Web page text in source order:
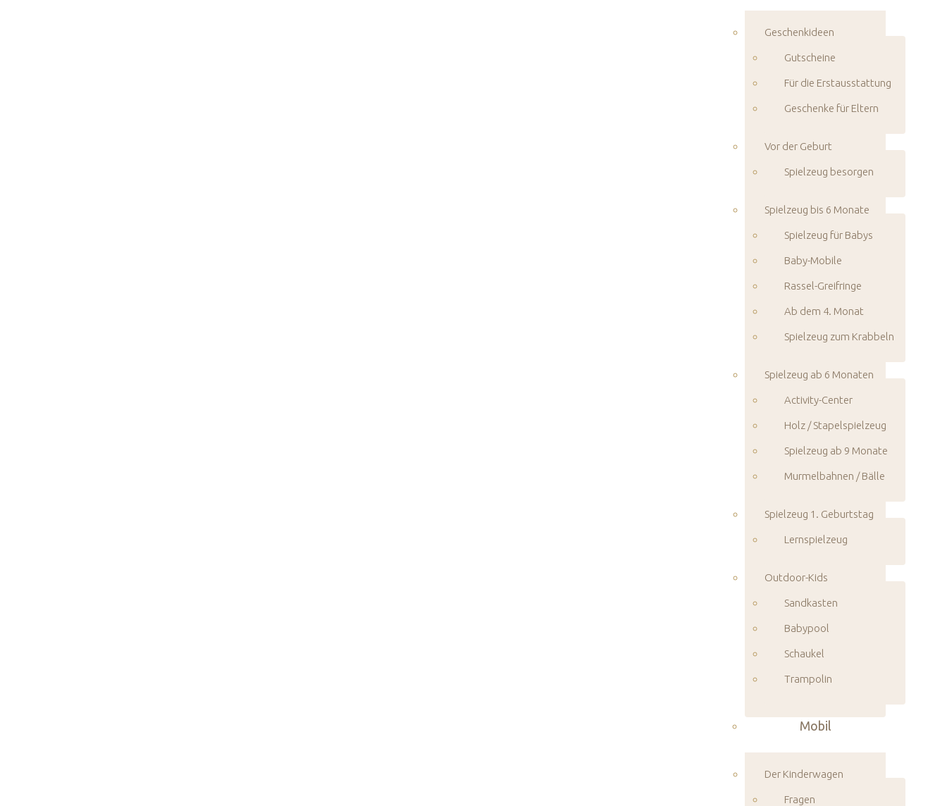
Geschenkideen
Gutscheine
Für die Erstausstattung
Geschenke für Eltern
Vor der Geburt
Spielzeug besorgen
Spielzeug bis 6 Monate
Spielzeug für Babys
Baby-Mobile
Rassel-Greifringe
Ab dem 4. Monat
Spielzeug zum Krabbeln
Spielzeug ab 6 Monaten
Activity-Center
Holz / Stapelspielzeug
Spielzeug ab 9 Monate
Murmelbahnen / Bälle
Spielzeug 1. Geburtstag
Lernspielzeug
Outdoor-Kids
Sandkasten
Babypool
Schaukel
Trampolin
Mobil
Der Kinderwagen
Fragen